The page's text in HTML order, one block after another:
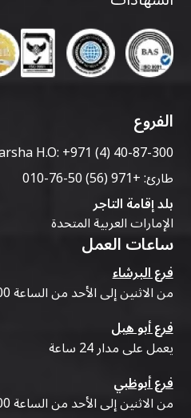
الفروع
H.O:+971 (4) 40-87-300
طارئ:+971 (56) 50-76-010
بلد إقامة التاجر
الإمارات العربية المتحدة
ساعات العمل
فرع البرشاء
من الاثنين إلى الأحد من الساعة 9:00 صباحًا حتى 07:00 مساءً
فرع أبو هيل
يعمل على مدار 24 ساعة
فرع أبوظبي
من الاثنين إلى الأحد من الساعة 9:00 صباحًا حتى 07:00 مساءً